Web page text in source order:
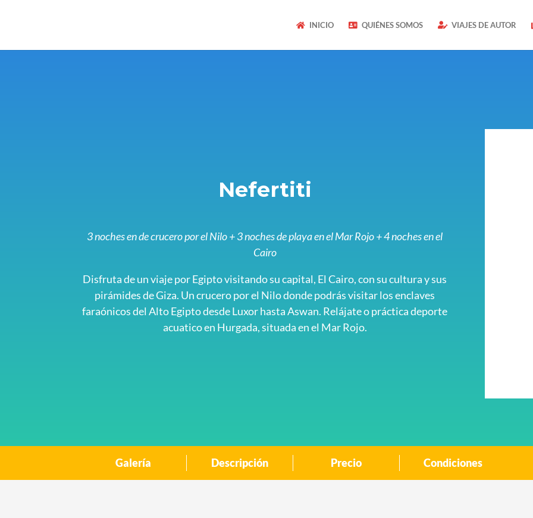
INICIO QUIÉNES SOMOS VIAJES DE AUTOR
Nefertiti
3 noches en de crucero por el Nilo + 3 noches de playa en el Mar Rojo + 4 noches en el
Cairo
Disfruta de un viaje por Egipto visitando su capital, El Cairo, con su cultura y sus
pirámides de Giza. Un crucero por el Nilo donde podrás visitar los enclaves
faraónicos del Alto Egipto desde Luxor hasta Aswan. Relájate o práctica deporte
acuatico en Hurgada, situada en el Mar Rojo.
Galería Descripción Precio Condiciones